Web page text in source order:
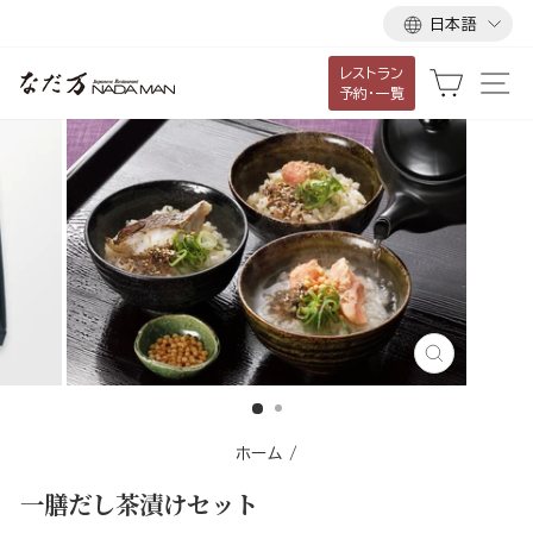
ン
テ
ン
ツ
に
言
語
日本語
レストラン
予約・一覧
カート
閉
ホーム /
一膳だし茶漬けセット